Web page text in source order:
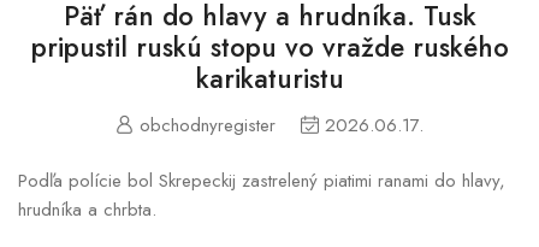
Päť rán do hlavy a hrudníka. Tusk
pripustil ruskú stopu vo vražde ruského
karikaturistu
obchodnyregister 2026.06.17.
Podľa polície bol Skrepeckij zastrelený piatimi ranami do hlavy,
hrudníka a chrbta.